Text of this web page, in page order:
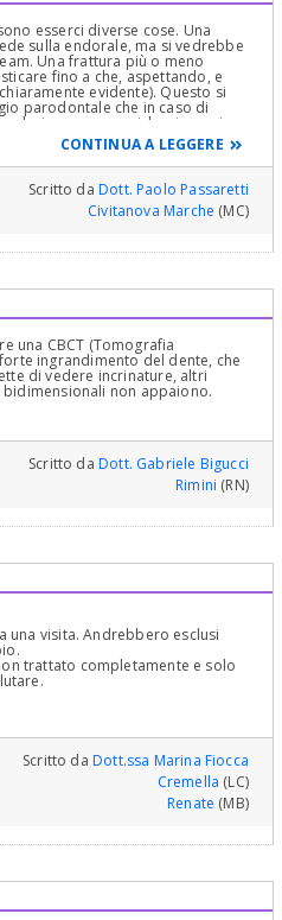
esserci diverse cose. Una
sulla endorale, ma si vedrebbe
Una frattura più o meno
fino a che, aspettando, e
evidente). Questo si
parodontale che in caso di
esame evidenzia se ci
dei tessuti di sostegno
dalla rx l'unica cosa che si può
del legamento. Questo potrebbe
buono, un precontatto con
alta.. Ma strano dopo tutto
problemi gnatologici, come
CONTINUA A LEGGERE
Scritto daDott. Paolo Passaretti
Civitanova Marche (MC)
una CBCT (Tomografia
ingrandimento del dente, che
di vedere incrinature, altri
non appaiono.
Scritto daDott. Gabriele Bigucci
Rimini (RN)
una visita. Andrebbero esclusi
trattato completamente e solo
Scritto daDott.ssa Marina Fiocca
Cremella (LC)
Renate (MB)